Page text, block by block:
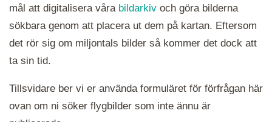
mål att digitalisera våra bildarkiv och göra bilderna
sökbara genom att placera ut dem på kartan. Eftersom
det rör sig om miljontals bilder så kommer det dock att
ta sin tid.
Tillsvidare ber vi er använda formuläret för förfrågan här
ovan om ni söker flygbilder som inte ännu är